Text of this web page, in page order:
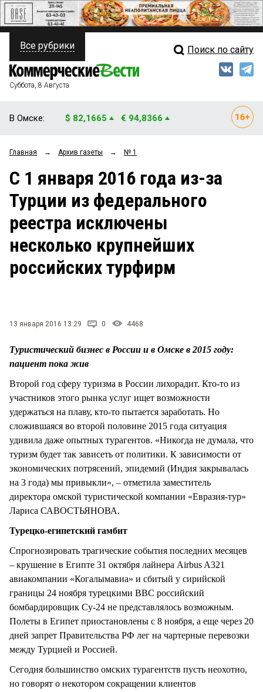
ПОЛИТИКА
ФИНАНСЫ
ОБЩЕСТВО
ЗАКОН
НОВОСТИ КОМПАНИЙ
СТИЛЬ ЖИЗНИ
Свежий выпуск
Рейтинги
Блоги
Архив
Все рубрики Поиск по сайту
Суббота, 8 Августа
В Омске: $ 82,1665 € 94,8366
Главная → Архив газеты → № 1
С 1 января 2016 года из-за
Турции из федерального
реестра исключены
несколько крупнейших
российских турфирм
13 января 2016 13:29 0 4468
Туристический бизнес в России и в Омске в 2015 году:
пациент пока жив
Второй год сферу туризма в России лихорадит. Кто-то из
участников этого рынка услуг ищет возможности
удержаться на плаву, кто-то пытается заработать. Но
сложившаяся во второй половине 2015 года ситуация
удивила даже опытных турагентов. «Никогда не думала, что
туризм будет так зависеть от политики. К зависимости от
экономических потрясений, эпидемий (Индия закрывалась
на 3 года) мы привыкли», – отметила заместитель
директора омской туристической компании «Евразия-тур»
Лариса САВОСТЬЯНОВА.
Турецко-египетский гамбит
Спрогнозировать трагические события последних месяцев
– крушение в Египте 31 октября лайнера Airbus A321
авиакомпании «Когалымавиа» и сбитый у сирийской
границы 24 ноября турецкими ВВС российский
бомбардировщик Су-24 не представлялось возможным.
Полеты в Египет приостановлены с 8 ноября, а еще через 20
дней запрет Правительства РФ лег на чартерные перевозки
между Турцией и Россией.
Сегодня большинство омских турагентств пусть неохотно,
но говорят о некотором сокращении клиентов